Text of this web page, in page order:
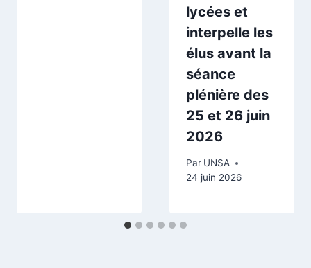
lycées et
interpelle les
élus avant la
séance
plénière des
25 et 26 juin
2026
Par UNSA
24 juin 2026